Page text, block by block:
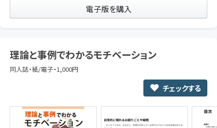
電子版を購入
理論と事例でわかるモチベーション
同人誌・紙/電子・1,000円
チェックする